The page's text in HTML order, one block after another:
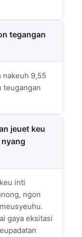
tegangan
nakeuh 9,55
teugangan
jeuet keu
inti
ngon
gaya eksitasi